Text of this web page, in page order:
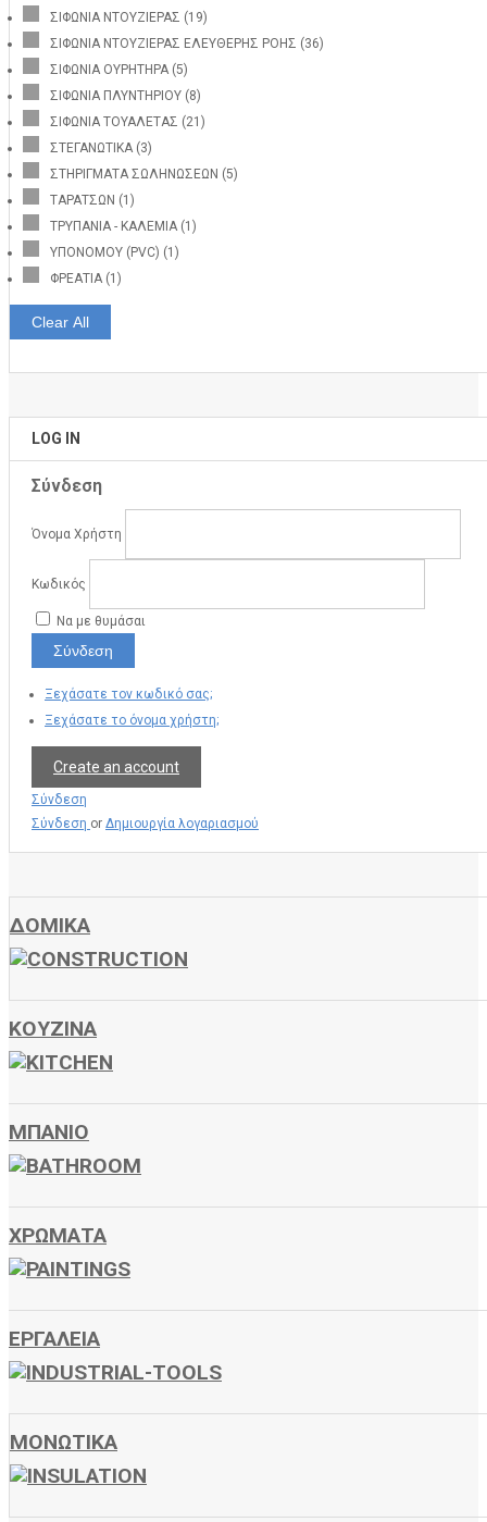
ΣΙΦΩΝΙΑ ΝΤΟΥΖΙΕΡΑΣ (19)
ΣΙΦΩΝΙΑ ΝΤΟΥΖΙΕΡΑΣ ΕΛΕΥΘΕΡΗΣ ΡΟΗΣ (36)
ΣΙΦΩΝΙΑ ΟΥΡΗΤΗΡΑ (5)
ΣΙΦΩΝΙΑ ΠΛΥΝΤΗΡΙΟΥ (8)
ΣΙΦΩΝΙΑ ΤΟΥΑΛΕΤΑΣ (21)
ΣΤΕΓΑΝΩΤΙΚΑ (3)
ΣΤΗΡΙΓΜΑΤΑ ΣΩΛΗΝΩΣΕΩΝ (5)
ΤΑΡΑΤΣΩΝ (1)
ΤΡΥΠΑΝΙΑ - ΚΑΛΕΜΙΑ (1)
ΥΠΟΝΟΜΟΥ (PVC) (1)
ΦΡΕΑΤΙΑ (1)
Clear All
LOG IN
Σύνδεση
Όνομα Χρήστη
Κωδικός
Να με θυμάσαι
Σύνδεση
Ξεχάσατε τον κωδικό σας;
Ξεχάσατε το όνομα χρήστη;
Create an account
Σύνδεση
Σύνδεση or Δημιουργία λογαριασμού
ΔΟΜΙΚΑ
ΚΟΥΖΙΝΑ
ΜΠΑΝΙΟ
ΧΡΩΜΑΤΑ
ΕΡΓΑΛΕΙΑ
ΜΟΝΩΤΙΚΑ